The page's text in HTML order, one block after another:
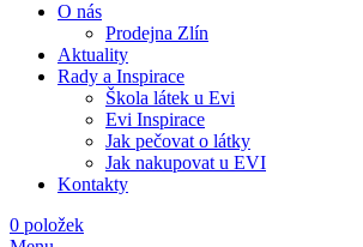
O nás
Prodejna Zlín
Aktuality
Rady a Inspirace
Škola látek u Evi
Evi Inspirace
Jak pečovat o látky
Jak nakupovat u EVI
Kontakty
0 položek